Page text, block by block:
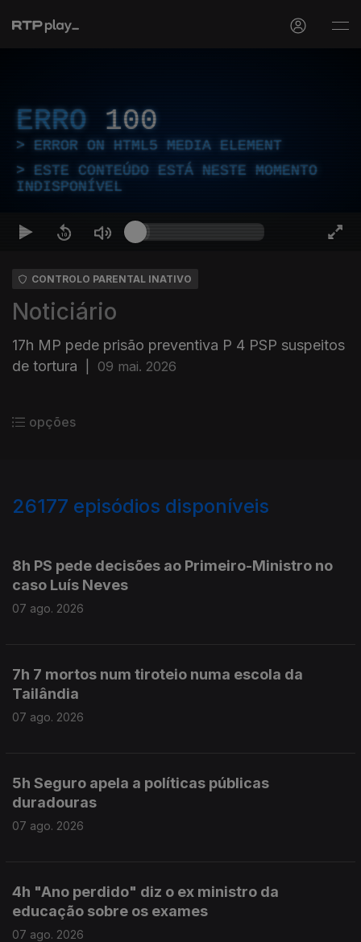
ERRO 100
ERROR ON HTML5 MEDIA ELEMENT
ESTE CONTEÚDO ESTÁ NESTE MOMENTO
INDISPONÍVEL
CONTROLO PARENTAL INATIVO
Noticiário
17h MP pede prisão preventiva P 4 PSP suspeitos
de tortura
09 mai. 2026
opções
26177 episódios disponíveis
8h PS pede decisões ao Primeiro-Ministro no
caso Luís Neves
07 ago. 2026
7h 7 mortos num tiroteio numa escola da
Tailândia
07 ago. 2026
5h Seguro apela a políticas públicas
duradouras
07 ago. 2026
4h "Ano perdido" diz o ex ministro da
educação sobre os exames
07 ago. 2026